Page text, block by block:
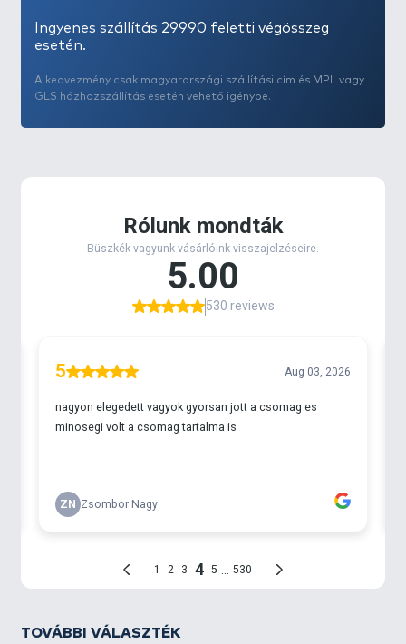
Ingyenes szállítás 29990 feletti végösszeg
esetén.
A kedvezmény csak magyarországi szállítási cím és MPL vagy
GLS házhozszállítás esetén vehető igénybe.
TOVÁBBI VÁLASZTÉK